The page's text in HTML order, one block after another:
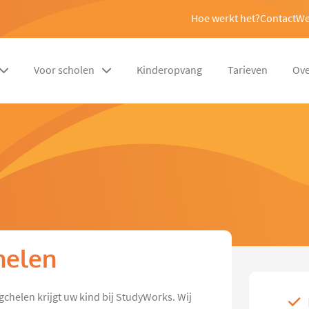
Hoe werkt het?Contact
Voor scholen Kinderopvang Tarieven
krijgt uw kind bij StudyWorks. Wij